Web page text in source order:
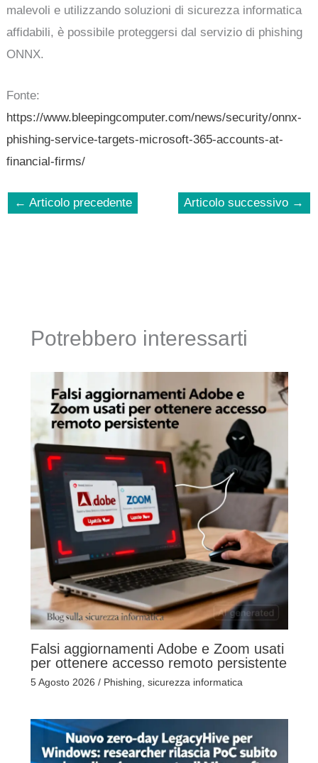
malevoli e utilizzando soluzioni di sicurezza informatica
affidabili, è possibile proteggersi dal servizio di phishing
ONNX.
Fonte:
https://www.bleepingcomputer.com/news/security/onnx-
phishing-service-targets-microsoft-365-accounts-at-
financial-firms/
← Articolo precedente Articolo successivo →
Potrebbero interessarti
Falsi aggiornamenti Adobe e Zoom usati
per ottenere accesso remoto persistente
5 Agosto 2026 / Phishing, sicurezza informatica